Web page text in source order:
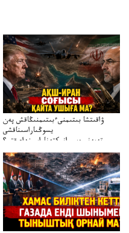
ۋاقىتشا بىتىمنىءبىتىمنىڭاقش پەن
يسوڭىاراسىناقشى
تەپەنىرەسيرانىكتەناراسىنداعىقتى؟
تەكەتىرەسنەلىكتەنقايتاۋشىقتى؟